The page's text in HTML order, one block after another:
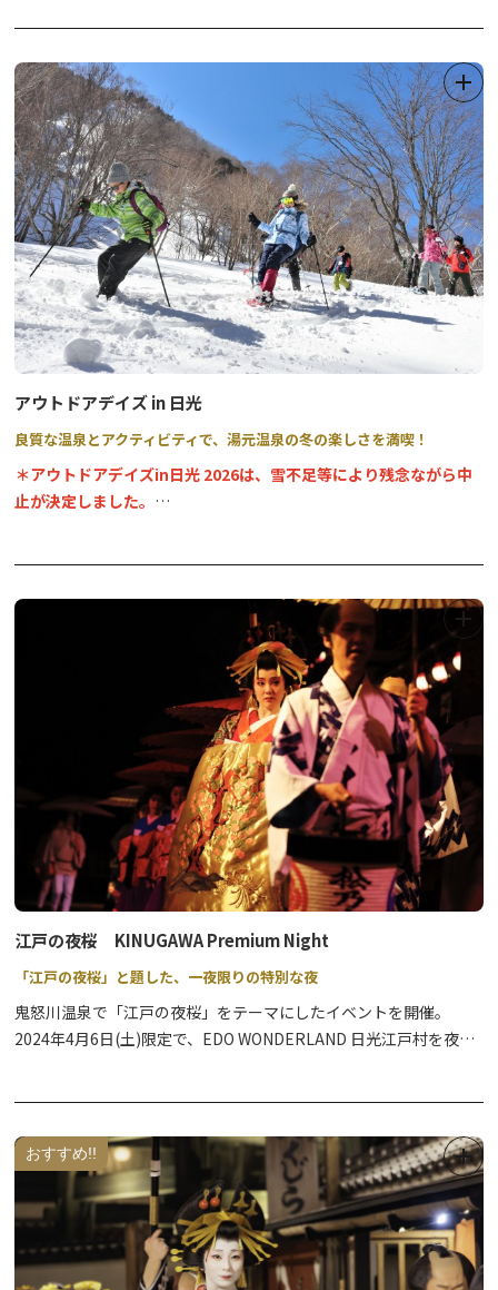
最新のデジタル技術を活用した没入感のある映像コンテンツが採用
され、奥日光の自然をつくる水の流れや湿原の風景と生きものの様
子を迫力ある大画面でご覧いただける他、高精細な大型映像やAR
を取り入れたジオラマ展示や、英国大使館別荘建築により国際避暑
地の始まりとなった「英国公使アーネストサトウ」と奥日光のかか
わりを描いた映像などもお楽しみいただくことができます。
また、ガイドツアーや、セルフガイド機能が付いたe-bikeのレンタ
ル、低公害バスの運行、英国大使館別荘記念公園の運営など、奥日
光をより楽しめる様々なコンテンツを提供しています。
アウトドアデイズ in 日光
良質な温泉とアクティビティで、湯元温泉の冬の楽しさを満喫！
＊アウトドアデイズin日光 2026は、雪不足等により残念ながら中
止が決定しました。
奥日光湯元温泉の冬の一大イベント！日光自然ガイド協議会による
冬のアクティビティ体験会と、奥日光湯元温泉旅館協同組合による
冬のおもてなし企画を用意して、奥日光湯元温泉のお客様をお迎え
します。冬の湯元温泉で、楽しくお得に遊びましょう♪
奥日光湯元温泉旅館協同組合加盟のお宿にご宿泊の方には、お得な
特典がございます。
◆アウトドアデイズ in 日光
参加チケット（1枚2,000円）をご購入いただくと、下記体験プログ
ラム7種の中からお好きなものを1種お選びいただけます。（体験1
回分・用具使用料込み）
＜奥日光湯元温泉旅館協同組合加盟宿にお泊りのお客様は、キャッ
シュバック特典付き！＞
アウトドアデイズ参加チケット（1チケット2,000円分）を全額キ
ャッシュバック（お一人様につき1枚まで）
※チケット販売場所：日光湯元ビジターセンター
※主催：奥日光湯元のおもてなし会
企画運営：日光自然ガイド協議会
後援協力：日光市、日光市観光協会
＜体験プログラム一覧＞
江戸の夜桜 KINUGAWA Premium Night
「江戸の夜桜」と題した、一夜限りの特別な夜
鬼怒川温泉で「江戸の夜桜」をテーマにしたイベントを開催。
2024年4月6日(土)限定で、EDO WONDERLAND 日光江戸村を夜間
※夜間のEDO WONDERLAND入村には、特別チケットが必要で
す。(通常の一日券ではご入村いただけません）
おすすめ!!